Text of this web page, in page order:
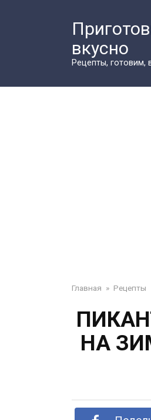
вкусно
Рецепты, готовим,
Главная » Рецепты
НА